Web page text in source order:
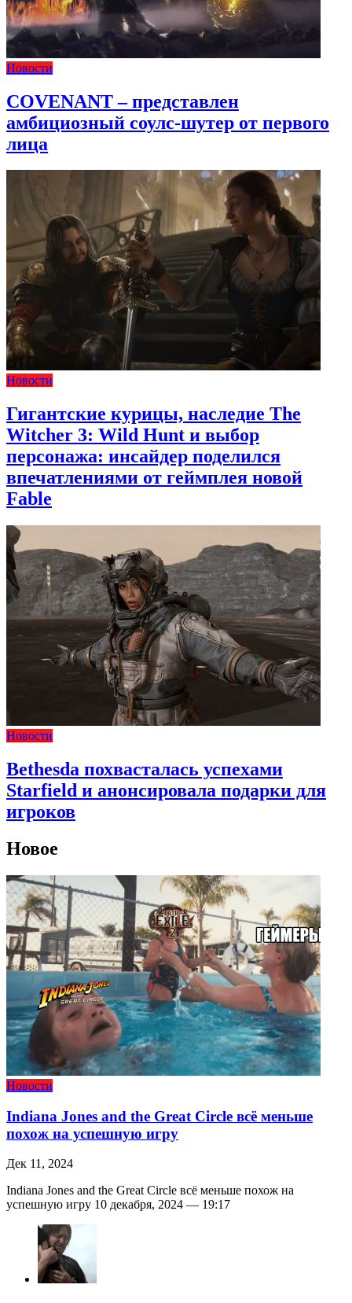
Новости
COVENANT – представлен
амбициозный соулс-шутер от первого
лица
Новости
Гигантские курицы, наследие The
Witcher 3: Wild Hunt и выбор
персонажа: инсайдер поделился
впечатлениями от геймплея новой
Fable
Новости
Bethesda похвасталась успехами
Starfield и анонсировала подарки для
игроков
Новое
Новости
Indiana Jones and the Great Circle всё меньше
похож на успешную игру
Дек 11, 2024
Indiana Jones and the Great Circle всё меньше похож на
успешную игру 10 декабря, 2024 — 19:17